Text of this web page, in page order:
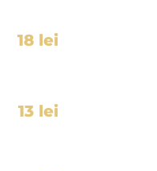
18 lei
13 lei